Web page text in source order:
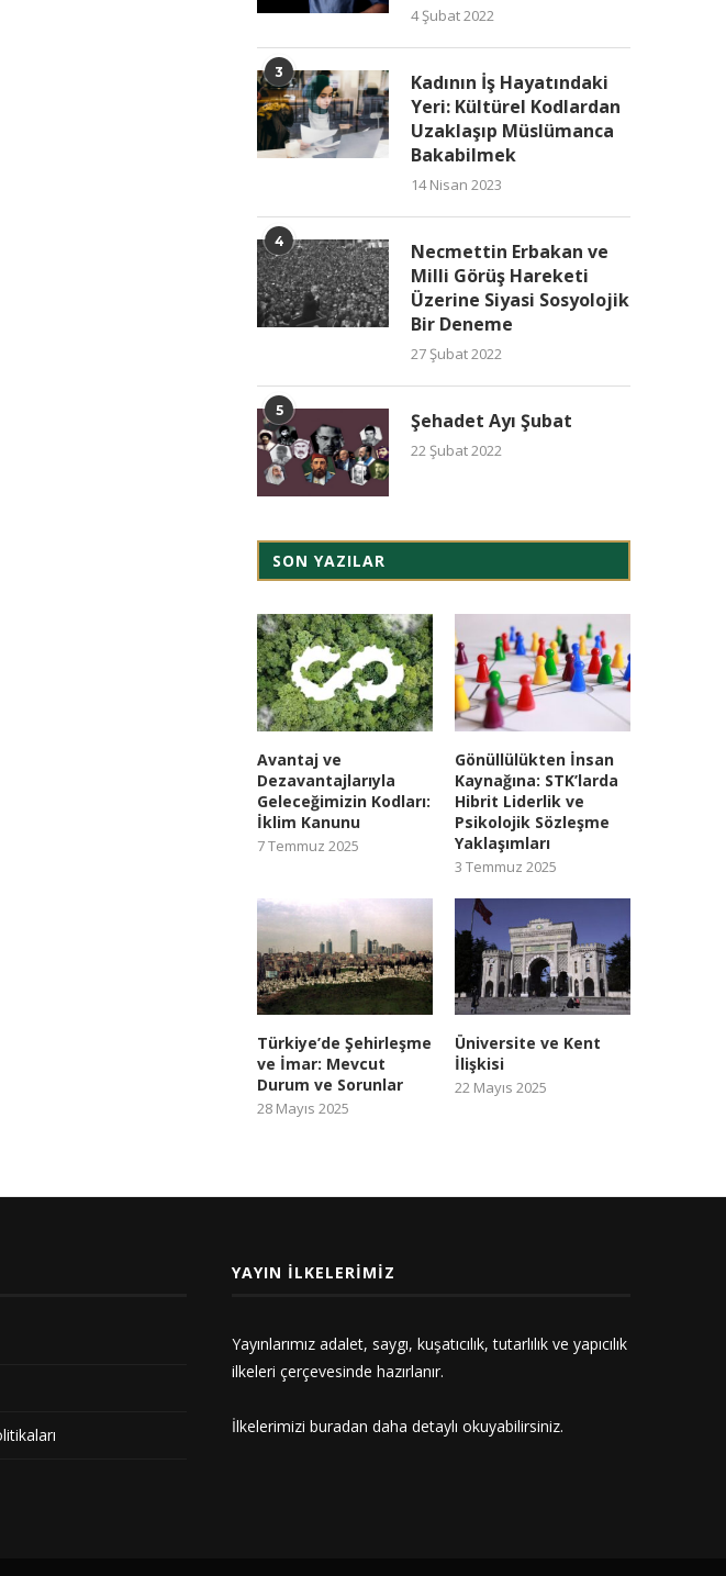
4 Şubat 2022
3
Kadının İş Hayatındaki
Yeri: Kültürel Kodlardan
Uzaklaşıp Müslümanca
Bakabilmek
14 Nisan 2023
4
Necmettin Erbakan ve
Milli Görüş Hareketi
Üzerine Siyasi Sosyolojik
Bir Deneme
27 Şubat 2022
5 Şehadet Ayı Şubat
22 Şubat 2022
SON YAZILAR
Avantaj ve
Dezavantajlarıyla
Geleceğimizin Kodları:
İklim Kanunu
7 Temmuz 2025
Gönüllülükten İnsan
Kaynağına: STK’larda
Hibrit Liderlik ve
Psikolojik Sözleşme
Yaklaşımları
3 Temmuz 2025
Türkiye’de Şehirleşme
ve İmar: Mevcut
Durum ve Sorunlar
28 Mayıs 2025
Üniversite ve Kent
İlişkisi
22 Mayıs 2025
YAYIN İLKELERIMIZ
Yayınlarımız adalet, saygı, kuşatıcılık, tutarlılık ve yapıcılık
ilkeleri çerçevesinde hazırlanır.
İlkelerimiziburadan daha detaylı okuyabilirsiniz.